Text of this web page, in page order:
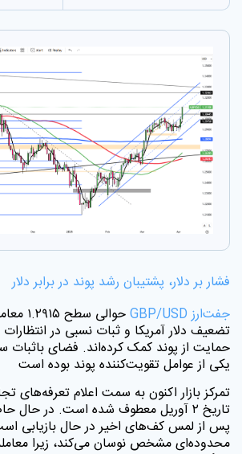
فشار بر دلار، پشتیبان رشد پوند در برابر دلار
جفت‌ارزGBP/USD حوالی
تضعیف دلار آمریکا و ثبات نسبی در انتظارات
حمایت از پوند کمک کرده‌اند. فضای باثبات
یکی از عوامل تقویت‌کننده پوند بوده است
تمرکز بازار اکنون به سمت اعلام تعرفه‌های
تاریخ ۲ آوریل معطوف شده است. در حال
پس از لمس کف‌های اخیر در حال بازیابی
محدوده‌ای مشخص نوسان می‌کند، زیرا